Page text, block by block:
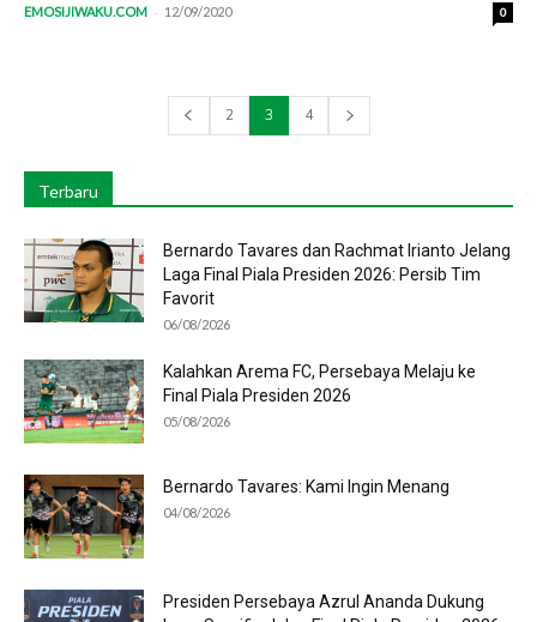
EMOSIJIWAKU.COM - 12/09/2020 0
2 3 4
Terbaru
Bernardo Tavares dan Rachmat Irianto Jelang
Laga Final Piala Presiden 2026: Persib Tim
Favorit
06/08/2026
Kalahkan Arema FC, Persebaya Melaju ke
Final Piala Presiden 2026
05/08/2026
Bernardo Tavares: Kami Ingin Menang
04/08/2026
Presiden Persebaya Azrul Ananda Dukung